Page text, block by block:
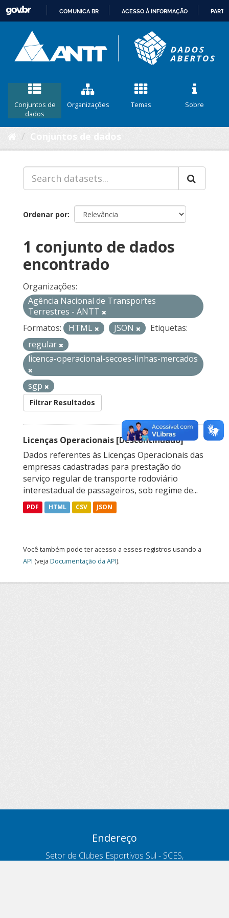
CONTEÚDO
COMUNICA BR ACESSO À INFORMAÇÃO
Conjuntos de
dados
Organizações Temas Sobre
Ordenar por
1 conjunto de dados
encontrado
Organizações:
Agência Nacional de Transportes
Terrestres - ANTT
Formatos:
HTML JSON
Etiquetas:
regular
licenca-operacional-secoes-linhas-mercados
sgp
Filtrar Resultados
Licenças Operacionais [Descontinuado]
Dados referentes às Licenças Operacionais das
empresas cadastradas para prestação do
serviço regular de transporte rodoviário
interestadual de passageiros, sob regime de...
PDF HTML CSV JSON
Você também pode ter acesso a esses registros usando a
API (veja Documentação da API).
Endereço
Setor de Clubes Esportivos Sul - SCES,